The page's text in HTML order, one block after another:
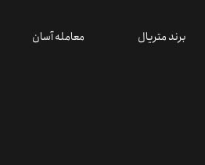
برند متریال معامله آسان